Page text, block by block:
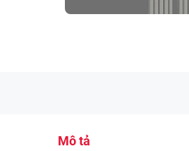
Mô tả